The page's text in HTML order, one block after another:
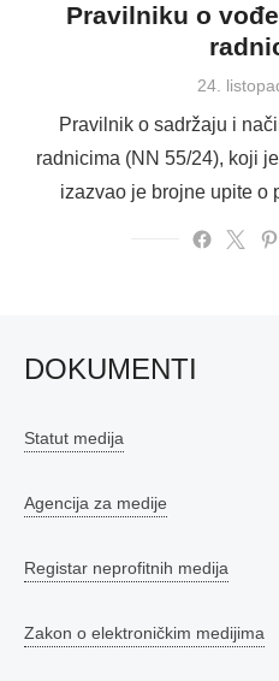
Pravilniku o
Posted
24.
Pravilnik o sadržaju i
radnicima (NN 55/24), koji
izazvao je brojne upite
DOKUMENTI
Statut medija
Agencija za medije
Registar neprofitnih medija
Zakon o elektroničkim medijima